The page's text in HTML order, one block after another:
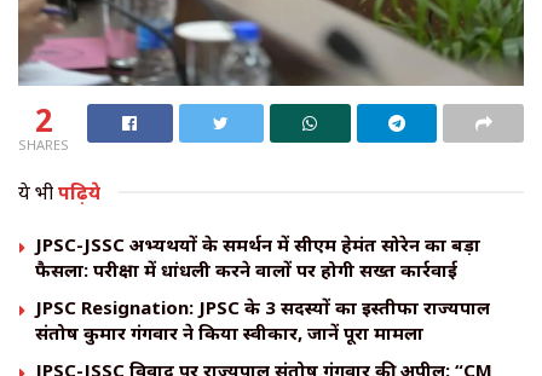
2
SHARES
ये भीपढ़िये
JPSC-JSSC अभ्यर्थियों के समर्थन में सीएम हेमंत सोरेन का बड़ा
फैसला: परीक्षा में धांधली करने वालों पर होगी सख्त कार्रवाई
JPSC Resignation: JPSC के 3 सदस्यों का इस्तीफा राज्यपाल
संतोष कुमार गंगवार ने किया स्वीकार, जानें पूरा मामला
JPSC-JSSC विवाद पर राज्यपाल संतोष गंगवार की अपील: “CM